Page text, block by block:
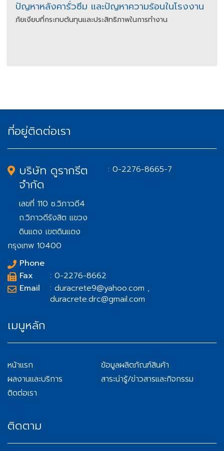
ปัญหาหลังคารั่วซึม และปัญหาความร้อนในโรงงาน
ภัยเงียบที่กระทบต้นทุนและประสิทธิภาพในการทำงาน
ที่อยู่ติดต่อเรา
บริษัท ดูรากรีต
จำกัด
เลขที่ 110 ซ.วิภาวดี4
ถ.วิภาวดีรังสิต แขวง
ดินแดง เขตดินแดง
กรุงเทพ 10400
Phone
: 0-2276-8665-7
Fax
: 0-2276-8662
Email
: duracrete9@yahoo.com ,
duracrete.drc@gmail.com
เมนูหลัก
หน้าแรก
ผลงานและบริการ
ติดต่อเรา
ข้อมูลผลิตภัณฑ์สินค้า
สาระน่ารู้/ข่าวสารและกิจกรรม
ติดตาม